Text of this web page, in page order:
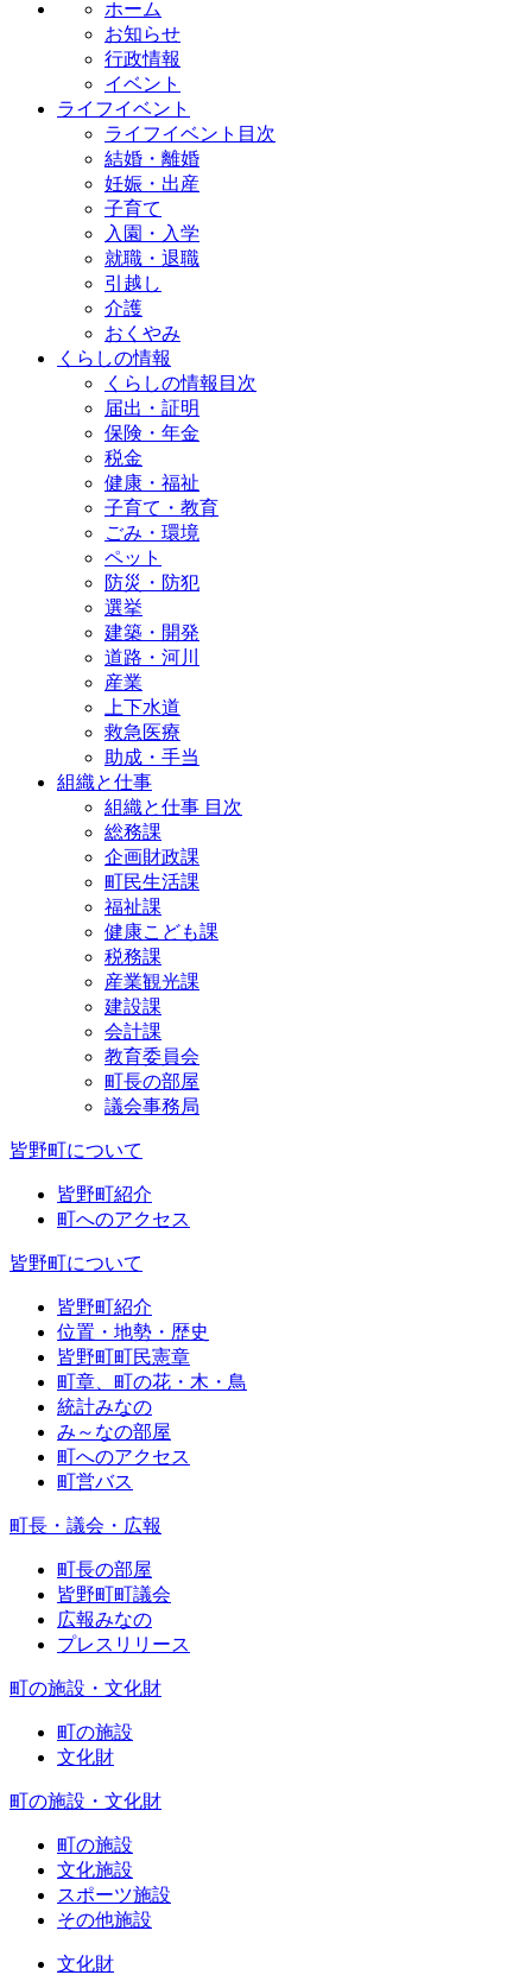
ホーム
お知らせ
行政情報
イベント
ライフイベント
ライフイベント目次
結婚・離婚
妊娠・出産
子育て
入園・入学
就職・退職
引越し
介護
おくやみ
くらしの情報
くらしの情報目次
届出・証明
保険・年金
税金
健康・福祉
子育て・教育
ごみ・環境
ペット
防災・防犯
選挙
建築・開発
道路・河川
産業
上下水道
救急医療
助成・手当
組織と仕事
組織と仕事 目次
総務課
企画財政課
町民生活課
福祉課
健康こども課
税務課
産業観光課
建設課
会計課
教育委員会
町長の部屋
議会事務局
皆野町について
皆野町紹介
町へのアクセス
皆野町について
皆野町紹介
位置・地勢・歴史
皆野町町民憲章
町章、町の花・木・鳥
統計みなの
み～なの部屋
町へのアクセス
町営バス
町長・議会・広報
町長の部屋
皆野町町議会
広報みなの
プレスリリース
町の施設・文化財
町の施設
文化財
町の施設・文化財
町の施設
文化施設
スポーツ施設
その他施設
文化財